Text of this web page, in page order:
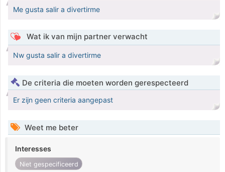
Me gusta salir a divertirme
Wat ik van mijn partner verwacht
Nw gusta salir a divertirme
De criteria die moeten worden gerespecteerd
Er zijn geen criteria aangepast
Weet me beter
Interesses
Niet gespecificeerd